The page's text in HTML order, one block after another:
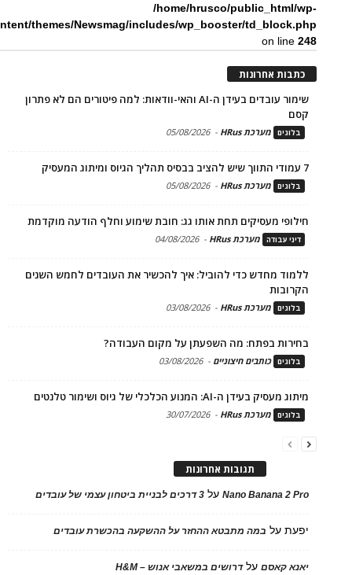
/home/hrusco/public_html/wp-
themes/Newsmag/includes/wp_booster/td_block.php
on line248
כתבות אחרונות
שימור עובדים בעידן ה-AI והאי-וודאות: למה פיטורים הם לא פתרון
קסם
בלוגים מערכת HRus -
05/08/2026
7 עמודי התווך שיש להציב בבסיס תהליך הגיוס ומיתוג המעסיק
בלוגים מערכת HRus -
05/08/2026
חילופי מעסיקים תחת אותו גג: חובת שימוע וחלף הודעה מוקדמת
דיני עבודה מערכת HRus -
04/08/2026
ללמוד מחדש כדי להוביל: איך להכשיר את העובדים לחמש השנים
הקרובות
בלוגים מערכת HRus -
03/08/2026
בחירות בפתח: מה השפעתן על מקום העבודה?
בלוגים כותבים חיצוניים -
03/08/2026
מיתוג מעסיק בעידן ה-AI: המנוע הכלכלי של גיוס ושימור טלנטים
בלוגים מערכת HRus -
30/07/2026
תגובות אחרונות
Nano Banana 2 Proעל 3 דרכים לבניית ביטחון עצמי של עובדים
יפעתעל במה מתבטא ההחזר על ההשקעה בהכשרת עובדים
יאנא קאסםעלדרושים במשאבי אנוש – H&M